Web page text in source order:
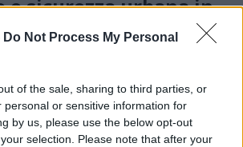
Do Not Process My Personal
of the sale, sharing to third parties, or
personal or sensitive information for
by us, please use the below opt-out
selection. Please note that after your
sicurezza urbana in